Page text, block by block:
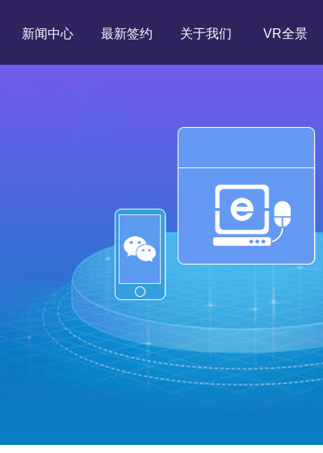
新闻中心 最新签约 关于我们 VR全景